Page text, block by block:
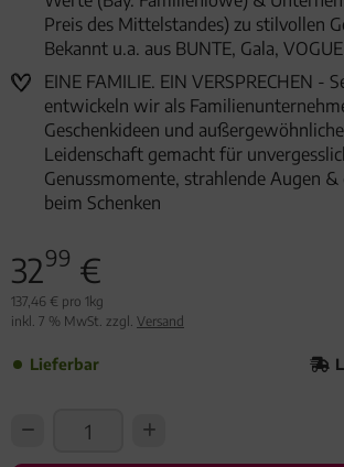
Preis des Mittelstandes) zu stilvollen
Bekannt u.a. aus BUNTE, Gala,
EINE FAMILIE. EIN VERSPRECHEN -
entwickeln wir als
Geschenkideen und
Leidenschaft gemacht für
Genussmomente, strahlende Augen &
beim Schenken
3299 €
137,46 € pro 1kg
inkl. 7 % MwSt. zzgl. Versand
Lieferbar